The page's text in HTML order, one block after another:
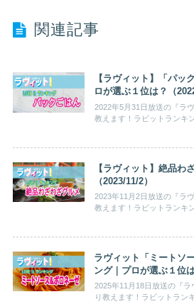
関連記事
【ラヴィット】「パッ
ロが選ぶ１位は？（
2022年5月31日放送の『ラ
教えます！ラビットランキ
【ラヴィット】絶品わ
（2023/11/2）
2023年11月2日放送の『ラ
教えます！ラビットランキ
ラヴィット「ミートソ
ング｜プロが選ぶ１位
2025年11月18日放送の『ラ
り教えます！ラビットラン